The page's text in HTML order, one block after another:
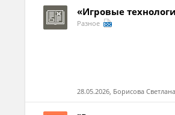
«Игровые
Разное
28.05.2026, Борисова